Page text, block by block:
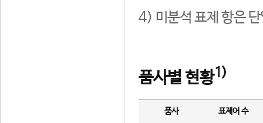
4) 미분석 표제 항은
품사별 현황1)
품사 표제어 수